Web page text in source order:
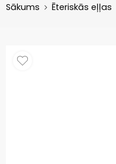
Sākums Ēteriskās eļļas